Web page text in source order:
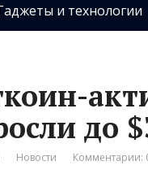
и технологии
до
Новости Комментарии: